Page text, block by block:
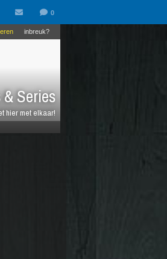
Series
hier met elkaar!
inbreuk?